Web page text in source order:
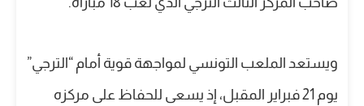
ويستعد الملعب التونسي لمواجهة قوية أمام “الترجي”
يوم 21 فبراير المقبل، إذ يسعى للحفاظ على مركزه